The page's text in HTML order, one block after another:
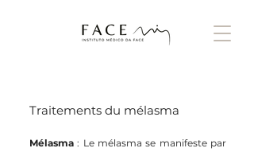
Traitements du mélasma
Mélasma: Le mélasma se manifeste par